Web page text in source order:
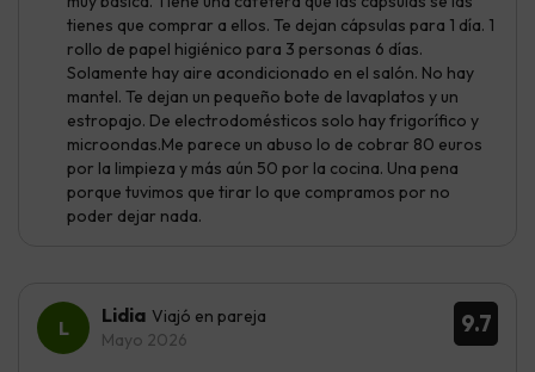
tienes que comprar a ellos. Te dejan cápsulas para 1 día. 1
rollo de papel higiénico para 3 personas 6 días.
Solamente hay aire acondicionado en el salón. No hay
mantel. Te dejan un pequeño bote de lavaplatos y un
estropajo. De electrodomésticos solo hay frigorífico y
microondas.Me parece un abuso lo de cobrar 80 euros
por la limpieza y más aún 50 por la cocina. Una pena
porque tuvimos que tirar lo que compramos por no
poder dejar nada.
9.7
Lidia Viajó en pareja
Mayo 2026